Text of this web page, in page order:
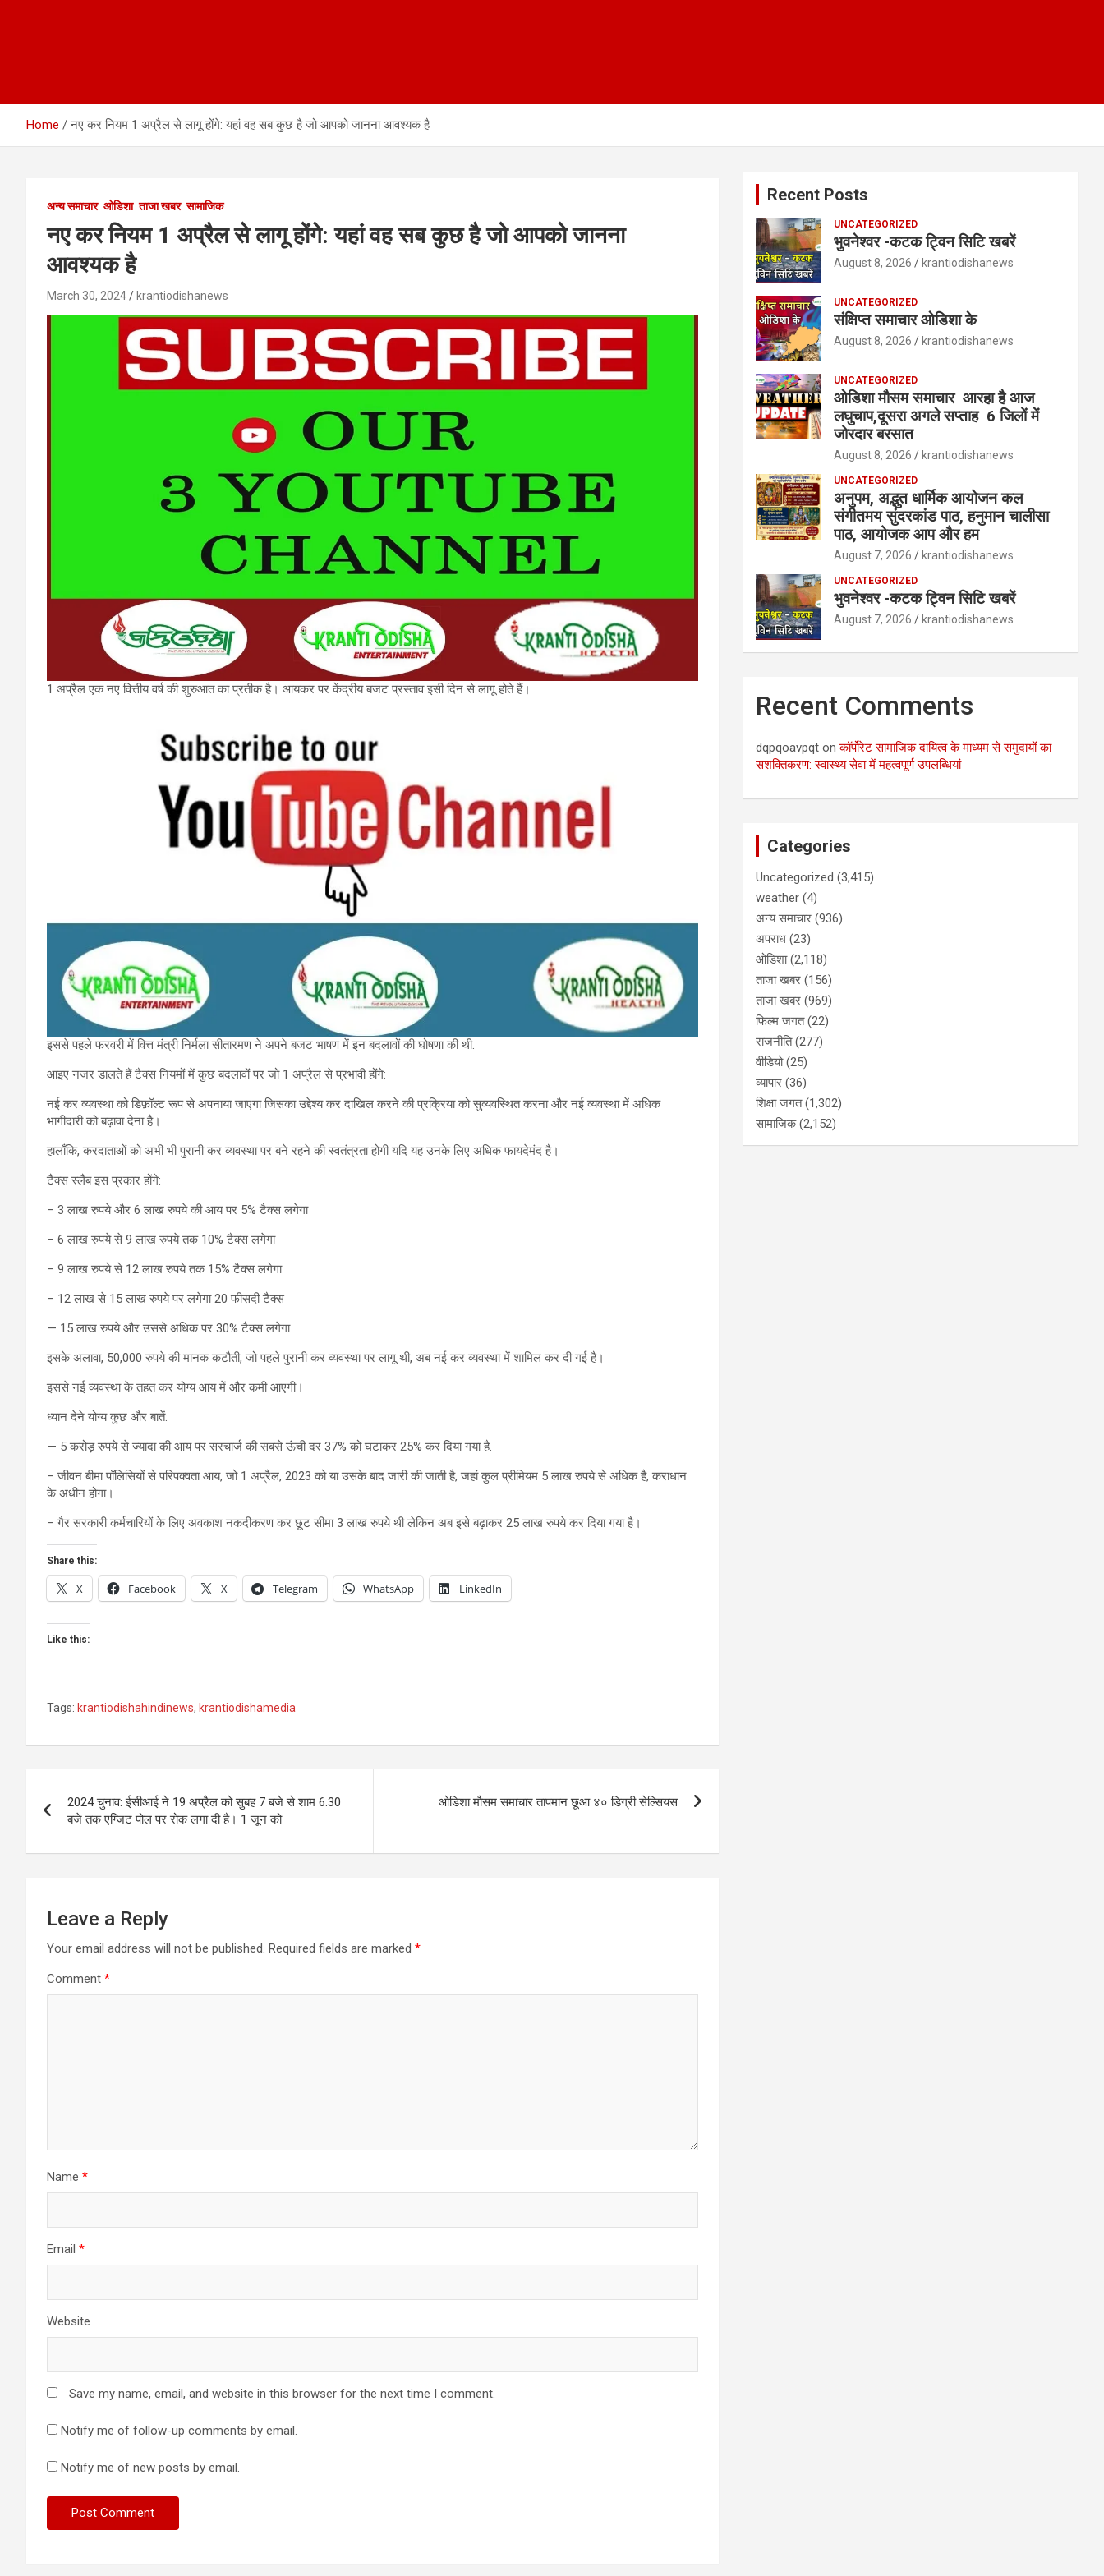
Home नए कर नियम 1 अप्रैल से लागू होंगे: यहां वह सब कुछ है जो आपको जानना आवश्यक है
अन्य समाचार ओडिशा ताजा खबर सामाजिक
नए कर नियम 1 अप्रैल से लागू होंगे: यहां वह सब कुछ है जो आपको जानना
आवश्यक है
March 30, 2024 krantiodishanews
1 अप्रैल एक नए वित्तीय वर्ष की शुरुआत का प्रतीक है। आयकर पर केंद्रीय बजट प्रस्ताव इसी दिन से लागू होते हैं।
इससे पहले फरवरी में वित्त मंत्री निर्मला सीतारमण ने अपने बजट भाषण में इन बदलावों की घोषणा की थी.
आइए नजर डालते हैं टैक्स नियमों में कुछ बदलावों पर जो 1 अप्रैल से प्रभावी होंगे:
नई कर व्यवस्था को डिफ़ॉल्ट रूप से अपनाया जाएगा जिसका उद्देश्य कर दाखिल करने की प्रक्रिया को सुव्यवस्थित करना और नई व्यवस्था में अधिक
भागीदारी को बढ़ावा देना है।
हालाँकि, करदाताओं को अभी भी पुरानी कर व्यवस्था पर बने रहने की स्वतंत्रता होगी यदि यह उनके लिए अधिक फायदेमंद है।
टैक्स स्लैब इस प्रकार होंगे:
– 3 लाख रुपये और 6 लाख रुपये की आय पर 5% टैक्स लगेगा
– 6 लाख रुपये से 9 लाख रुपये तक 10% टैक्स लगेगा
– 9 लाख रुपये से 12 लाख रुपये तक 15% टैक्स लगेगा
– 12 लाख से 15 लाख रुपये पर लगेगा 20 फीसदी टैक्स
— 15 लाख रुपये और उससे अधिक पर 30% टैक्स लगेगा
इसके अलावा, 50,000 रुपये की मानक कटौती, जो पहले पुरानी कर व्यवस्था पर लागू थी, अब नई कर व्यवस्था में शामिल कर दी गई है।
इससे नई व्यवस्था के तहत कर योग्य आय में और कमी आएगी।
ध्यान देने योग्य कुछ और बातें:
— 5 करोड़ रुपये से ज्यादा की आय पर सरचार्ज की सबसे ऊंची दर 37% को घटाकर 25% कर दिया गया है.
– जीवन बीमा पॉलिसियों से परिपक्वता आय, जो 1 अप्रैल, 2023 को या उसके बाद जारी की जाती है, जहां कुल प्रीमियम 5 लाख रुपये से अधिक है, कराधान
के अधीन होगा।
– गैर सरकारी कर्मचारियों के लिए अवकाश नकदीकरण कर छूट सीमा 3 लाख रुपये थी लेकिन अब इसे बढ़ाकर 25 लाख रुपये कर दिया गया है।
Share this:
X Facebook X Telegram WhatsApp LinkedIn
Like this:
Tags: krantiodishahindinews, krantiodishamedia
navigation
2024 चुनाव: ईसीआई ने 19 अप्रैल को सुबह 7 बजे से शाम 6.30
बजे तक एग्जिट पोल पर रोक लगा दी है। 1 जून को
ओडिशा मौसम समाचार तापमान छूआ ४० डिग्री सेल्सियस
Leave a Reply
Your email address will not be published. Required fields are marked *
Comment *
Name *
Email *
Website
Save my name, email, and website in this browser for the next time I comment.
Notify me of follow-up comments by email.
Notify me of new posts by email.
Recent Posts
UNCATEGORIZED
भुवनेश्वर -कटक ट्विन सिटि खबरें
August 8, 2026 krantiodishanews
UNCATEGORIZED
संक्षिप्त समाचार ओडिशा के
August 8, 2026 krantiodishanews
UNCATEGORIZED
ओडिशा मौसम समाचार आरहा है आज
लघुचाप,दूसरा अगले सप्ताह 6 जिलों में
जोरदार बरसात
August 8, 2026 krantiodishanews
UNCATEGORIZED
अनुपम, अद्भुत धार्मिक आयोजन कल
संगीतमय सुंदरकांड पाठ, हनुमान चालीसा
पाठ, आयोजक आप और हम
August 7, 2026 krantiodishanews
UNCATEGORIZED
भुवनेश्वर -कटक ट्विन सिटि खबरें
August 7, 2026 krantiodishanews
Recent Comments
dqpqoavpqt onकॉर्पोरेट सामाजिक दायित्व के माध्यम से समुदायों का
सशक्तिकरण: स्वास्थ्य सेवा में महत्वपूर्ण उपलब्धियां
Categories
Uncategorized (3,415)
weather (4)
अन्य समाचार (936)
अपराध (23)
ओडिशा(2,118)
ताजा खबर (156)
ताजा खबर (969)
फिल्म जगत(22)
राजनीति(277)
वीडियो(25)
व्यापार (36)
शिक्षा जगत(1,302)
सामाजिक(2,152)